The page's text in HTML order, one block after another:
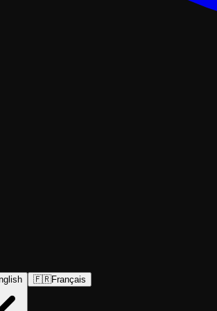
🇫🇷FrançaisAş